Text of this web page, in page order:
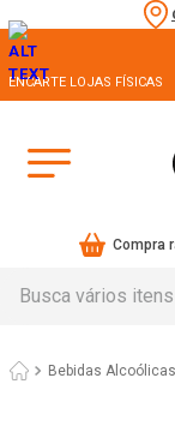
ENCARTE LOJAS FÍSICAS
Compra
Bebidas Alcoólicas